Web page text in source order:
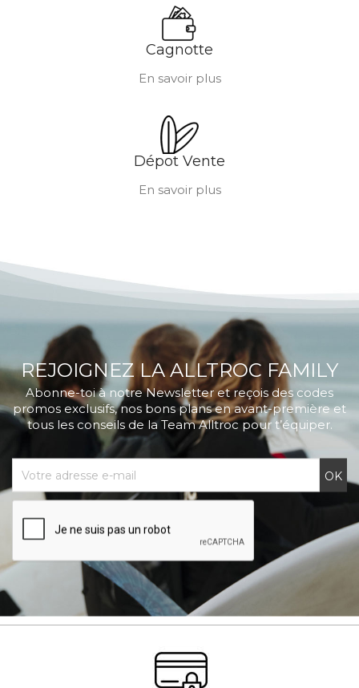
Cagnotte
En savoir plus
Dépot Vente
En savoir plus
REJOIGNEZ LA ALLTROC FAMILY
Abonne-toi à notre Newsletter et reçois des codes
promos exclusifs, nos bons plans en avant-première et
tous les conseils de la Team Alltroc pour t’équiper.